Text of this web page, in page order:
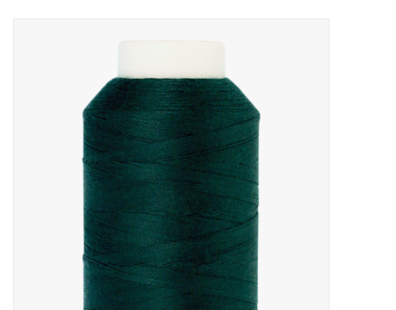
Opbergsystemen
Hobby/Knutselen
Breien en haken